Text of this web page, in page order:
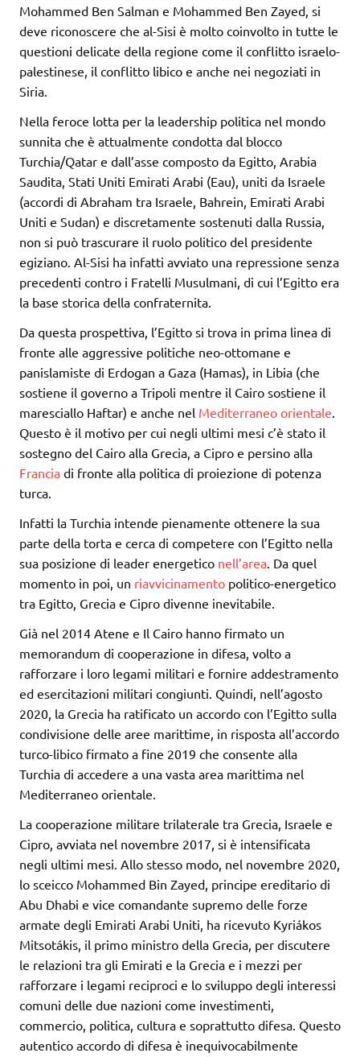
Mohammed Ben Salman e Mohammed Ben Zayed, si
deve riconoscere che al-Sisi è molto coinvolto in tutte le
questioni delicate della regione come il conflitto israelo-
palestinese, il conflitto libico e anche nei negoziati in
Siria.
Nella feroce lotta per la leadership politica nel mondo
sunnita che è attualmente condotta dal blocco
Turchia/Qatar e dall’asse composto da Egitto, Arabia
Saudita, Stati Uniti Emirati Arabi (Eau), uniti da Israele
(accordi di Abraham tra Israele, Bahrein, Emirati Arabi
Uniti e Sudan) e discretamente sostenuti dalla Russia,
non si può trascurare il ruolo politico del presidente
egiziano. Al-Sisi ha infatti avviato una repressione senza
precedenti contro i Fratelli Musulmani, di cui l’Egitto era
la base storica della confraternita.
Da questa prospettiva, l’Egitto si trova in prima linea di
fronte alle aggressive politiche neo-ottomane e
panislamiste di Erdogan a Gaza (Hamas), in Libia (che
sostiene il governo a Tripoli mentre il Cairo sostiene il
maresciallo Haftar) e anche nel Mediterraneo orientale.
Questo è il motivo per cui negli ultimi mesi c’è stato il
sostegno del Cairo alla Grecia, a Cipro e persino alla
Francia di fronte alla politica di proiezione di potenza
turca.
Infatti la Turchia intende pienamente ottenere la sua
parte della torta e cerca di competere con l’Egitto nella
sua posizione di leader energetico nell’area. Da quel
momento in poi, un riavvicinamento politico-energetico
tra Egitto, Grecia e Cipro divenne inevitabile.
Già nel 2014 Atene e Il Cairo hanno firmato un
memorandum di cooperazione in difesa, volto a
rafforzare i loro legami militari e fornire addestramento
ed esercitazioni militari congiunti. Quindi, nell’agosto
2020, la Grecia ha ratificato un accordo con l’Egitto sulla
condivisione delle aree marittime, in risposta all’accordo
turco-libico firmato a fine 2019 che consente alla
Turchia di accedere a una vasta area marittima nel
Mediterraneo orientale.
La cooperazione militare trilaterale tra Grecia, Israele e
Cipro, avviata nel novembre 2017, si è intensificata
negli ultimi mesi. Allo stesso modo, nel novembre 2020,
lo sceicco Mohammed Bin Zayed, principe ereditario di
Abu Dhabi e vice comandante supremo delle forze
armate degli Emirati Arabi Uniti, ha ricevuto Kyriákos
Mitsotákis, il primo ministro della Grecia, per discutere
le relazioni tra gli Emirati e la Grecia e i mezzi per
rafforzare i legami reciproci e lo sviluppo degli interessi
comuni delle due nazioni come investimenti,
commercio, politica, cultura e soprattutto difesa. Questo
autentico accordo di difesa è inequivocabilmente